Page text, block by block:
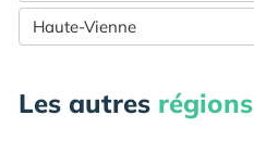
Haute-Vienne
Les autres régions